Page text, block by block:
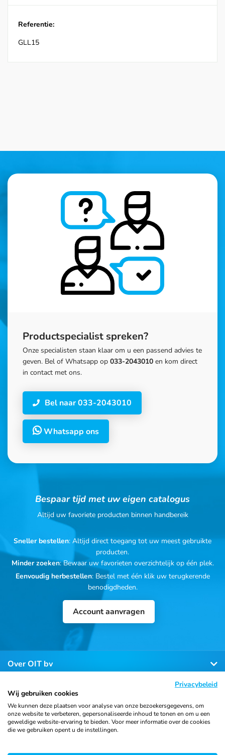
Referentie:
GLL15
Productspecialist spreken?
Onze specialisten staan klaar om u een passend advies te
geven. Bel of Whatsapp op 033-2043010 en kom direct
in contact met ons.
Bel naar 033-2043010
Whatsapp ons
Bespaar tijd met uw eigen catalogus
Altijd uw favoriete producten binnen handbereik
Sneller bestellen: Altijd direct toegang tot uw meest gebruikte
producten.
Minder zoeken: Bewaar uw favorieten overzichtelijk op één plek.
Eenvoudig herbestellen: Bestel met één klik uw terugkerende
benodigdheden.
Account aanvragen
Over OIT bv
Klantenservice
Contact
Privacybeleid
Wij gebruiken cookies
We kunnen deze plaatsen voor analyse van onze bezoekersgegevens, om
onze website te verbeteren, gepersonaliseerde inhoud te tonen en om u een
geweldige website-ervaring te bieden. Voor meer informatie over de cookies
die we gebruiken opent u de instellingen.